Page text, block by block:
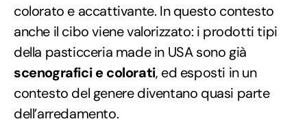
colorato e accattivante. In questo contesto
anche il cibo viene valorizzato: i prodotti tipi
della pasticceria made in USA sono già
scenografici e colorati, ed esposti in un
contesto del genere diventano quasi parte
dell’arredamento.